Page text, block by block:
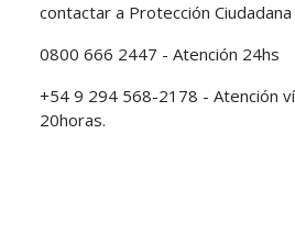
contactar a Protección Ciudadana
0800 666 2447 - Atención 24hs
+54 9 294 568-2178 - Atención
20horas.